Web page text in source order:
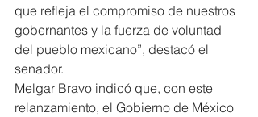
que refleja el compromiso de nuestros
gobernantes y la fuerza de voluntad
del pueblo mexicano”, destacó el
senador.
Melgar Bravo indicó que, con este
relanzamiento, el Gobierno de México